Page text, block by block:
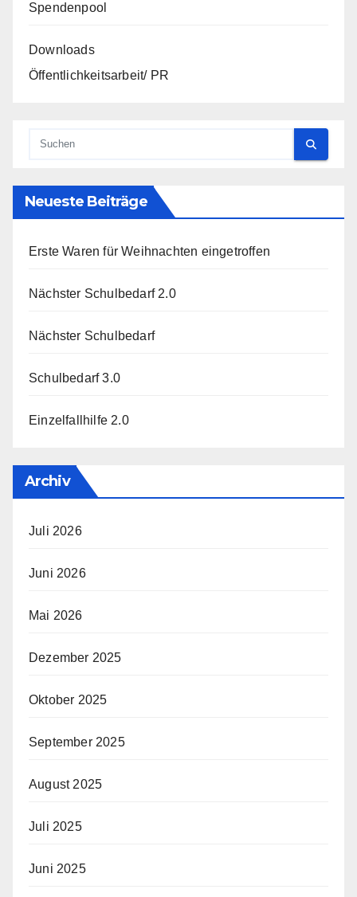
Spendenpool
Downloads
Öffentlichkeitsarbeit/ PR
Neueste Beiträge
Erste Waren für Weihnachten eingetroffen
Nächster Schulbedarf 2.0
Nächster Schulbedarf
Schulbedarf 3.0
Einzelfallhilfe 2.0
Archiv
Juli 2026
Juni 2026
Mai 2026
Dezember 2025
Oktober 2025
September 2025
August 2025
Juli 2025
Juni 2025